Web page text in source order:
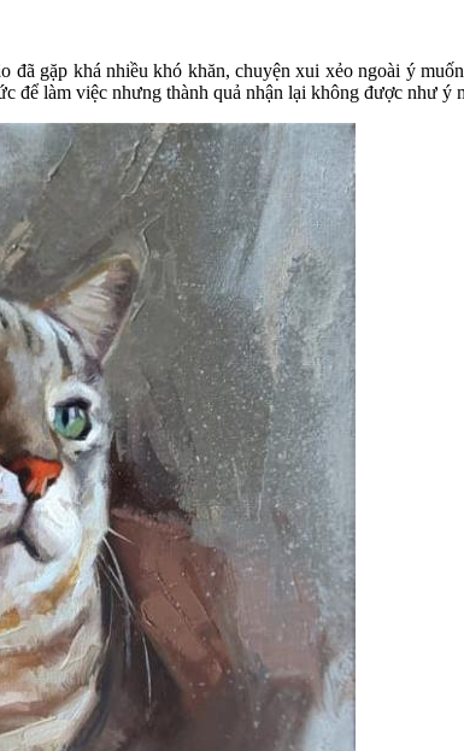
gặp khá nhiều khó khăn, chuyện xui xẻo ngoài ý
để làm việc nhưng thành quả nhận lại không được như